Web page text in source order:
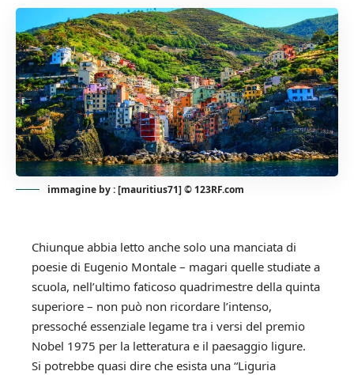
immagine by : [mauritius71] © 123RF.com
Chiunque abbia letto anche solo una manciata di
poesie di Eugenio Montale – magari quelle studiate a
scuola, nell’ultimo faticoso quadrimestre della quinta
superiore – non può non ricordare l’intenso,
pressoché essenziale legame tra i versi del premio
Nobel 1975 per la letteratura e il paesaggio ligure.
Si potrebbe quasi dire che esista una “Liguria